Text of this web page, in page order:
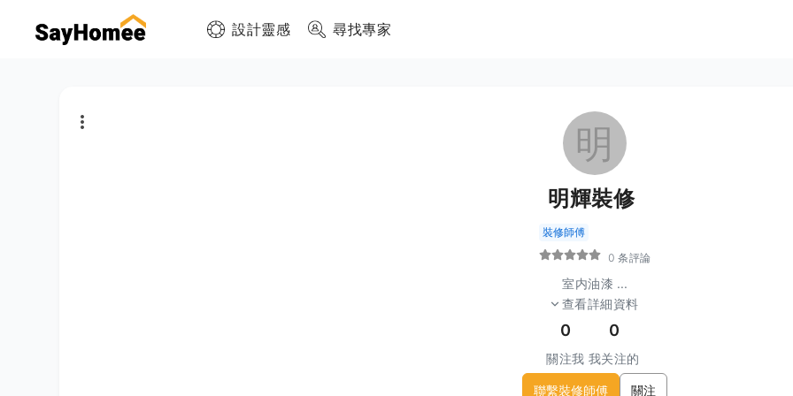
設計靈感 尋找專家
明
明輝裝修
裝修師傅
0 条評論
室内油漆 ...
查看詳細資料
0
關注我
0
我关注的
聯繫裝修師傅 關注